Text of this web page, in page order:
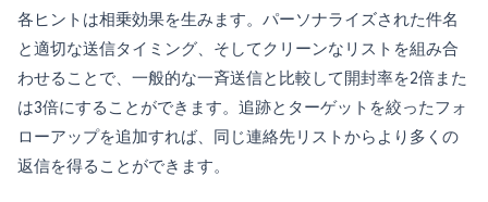
各ヒントは相乗効果を生みます。パーソナライズされた件名
と適切な送信タイミング、そしてクリーンなリストを組み合
わせることで、一般的な一斉送信と比較して開封率を2倍また
は3倍にすることができます。追跡とターゲットを絞ったフォ
ローアップを追加すれば、同じ連絡先リストからより多くの
返信を得ることができます。